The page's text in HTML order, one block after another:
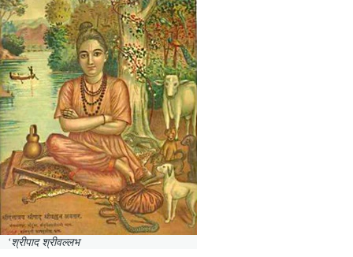
‘श्रीपाद श्रीवल्लभ